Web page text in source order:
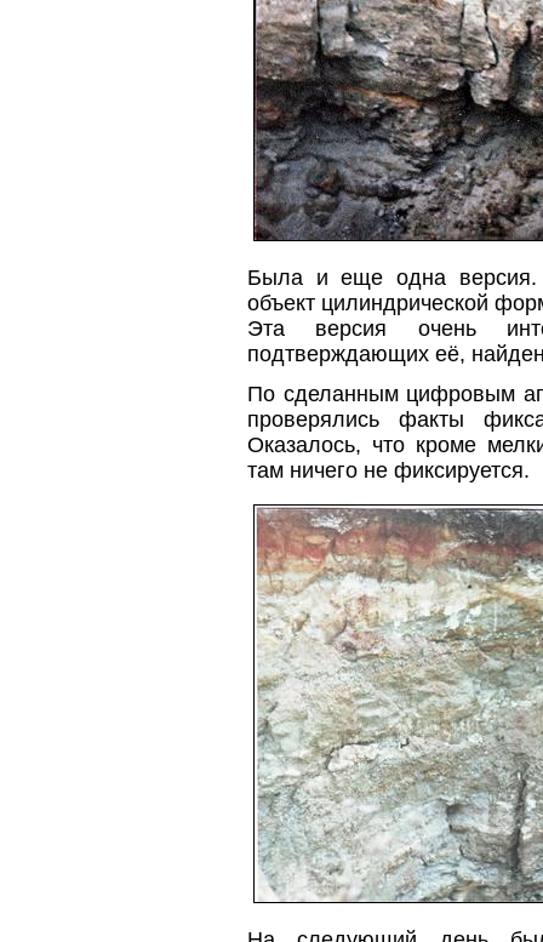
Была и еще одна версия.
объект цилиндрической
Эта версия очень
подтверждающих её,
По сделанным цифровым
проверялись факты
Оказалось, что кроме
там ничего не фиксируется.